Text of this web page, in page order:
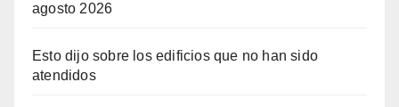
agosto 2026
Esto dijo sobre los edificios que no han sido
atendidos